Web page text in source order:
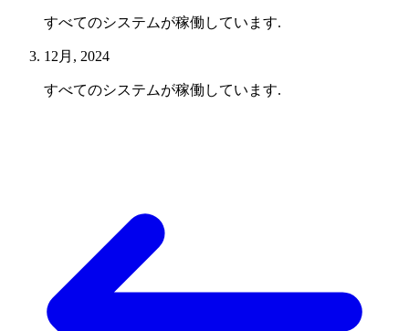
すべてのシステムが稼働しています.
12月, 2024
すべてのシステムが稼働しています.